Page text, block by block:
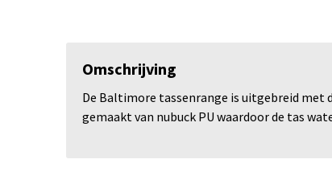
Omschrijving
De Baltimore tassenrange is uitgebreid met
gemaakt van nubuck PU waardoor de tas